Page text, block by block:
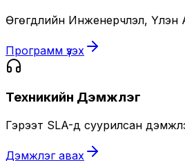
Өгөгдлийн Инженерчлэл,
Программ үзэх
Техникийн Дэмжлэг
Гэрээт SLA-д суурилсан
Дэмжлэг авах